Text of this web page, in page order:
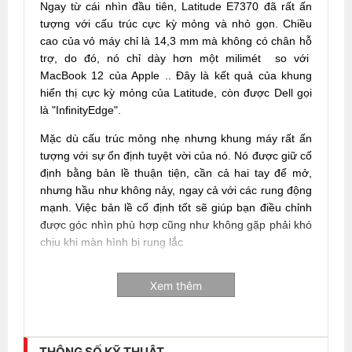
Ngay từ cái nhìn đầu tiên, Latitude E7370 đã rất ấn
tượng với cấu trúc cực kỳ mỏng và nhỏ gọn. Chiều
cao của vỏ máy chỉ là 14,3 mm mà không có chân hỗ
trợ, do đó, nó chỉ dày hơn một milimét so với
MacBook 12 của Apple .. Đây là kết quả của khung
hiển thị cực kỳ mỏng của Latitude, còn được Dell gọi
là "InfinityEdge".
Mặc dù cấu trúc mỏng nhẹ nhưng khung máy rất ấn
tượng với sự ổn định tuyệt vời của nó. Nó được giữ cố
định bằng bản lề thuận tiện, cần cả hai tay để mở,
nhưng hầu như không nảy, ngay cả với các rung động
mạnh. Việc bản lề cố định tốt sẽ giúp bạn điều chỉnh
được góc nhìn phù hợp cũng như không gặp phải khó
chịu khi màn hình bị rung lắc
Xem thêm